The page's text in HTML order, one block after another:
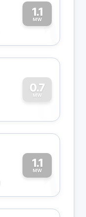
1.1
MW1
0.7
MW
0
1.1
MW1